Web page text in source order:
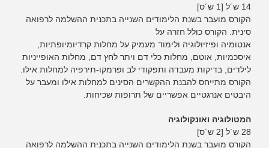
14 ש´ל [1 ש´ס]
הקורס מועבר בשנת הלימודים השנייה בתכנית ההשלמה לרפואה
סינית. הקורס כולל חזרה על
אנטומיה ופיזיולוגיה ולימוד מעמיק על מחלות קרדיומיופתיות,
איסכמיות, אוטם, מחלות כלי דם ויתר לחץ דם, מחלות האופייניות
לילדים, בדיקות מעבדה ותפקודי לב ופרמקו-תירפיה למחלות אילו.
הקורס מתייחס להבנת ההקשרים הסינים למחלות אילו ומעבר על
היבטים אנרגטיים אפשריים של תרופות שכיחות.
המטולוגיה ואונקולוגיה
28 ש´ל [2 ש´ס]
הקורס מועבר בשנת הלימודים השנייה בתכנית ההשלמה לרפואה